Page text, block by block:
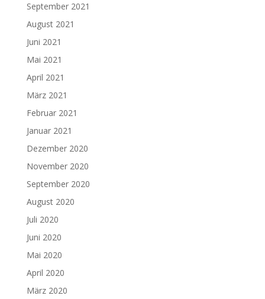
September 2021
August 2021
Juni 2021
Mai 2021
April 2021
März 2021
Februar 2021
Januar 2021
Dezember 2020
November 2020
September 2020
August 2020
Juli 2020
Juni 2020
Mai 2020
April 2020
März 2020